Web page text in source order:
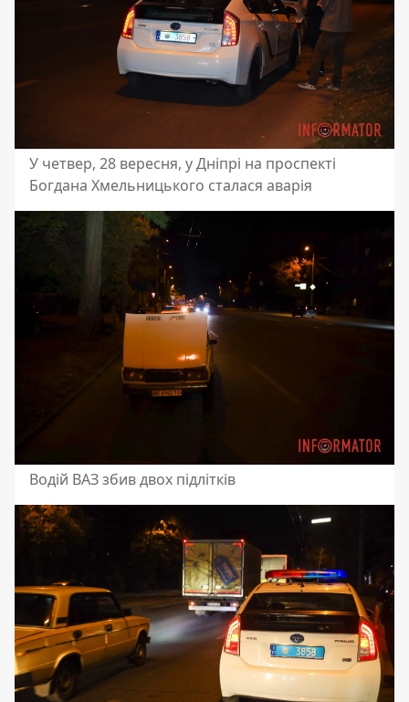
У четвер, 28 вересня, у Дніпрі на проспекті
Богдана Хмельницького сталася аварія
Водій ВАЗ збив двох підлітків